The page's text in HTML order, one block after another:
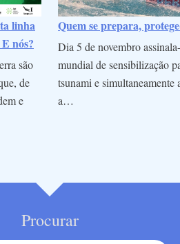
linha
nós?
são
de
e
Quem se prepara,
Dia 5 de novembro
mundial de sensibilização
tsunami e simultaneamente
a…
Procurar